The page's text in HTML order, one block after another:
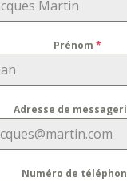
Prénom *
Adresse de
Numéro de